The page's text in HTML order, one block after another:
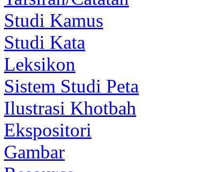
Studi Kamus
Studi Kata
Leksikon
Sistem Studi Peta
Ilustrasi Khotbah
Ekspositori
Gambar